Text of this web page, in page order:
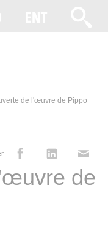
de l'œuvre de Pippo
de